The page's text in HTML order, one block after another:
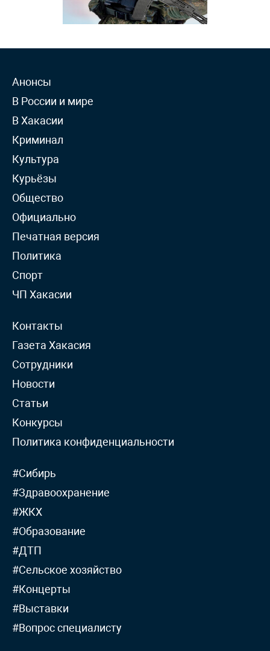
Анонсы
В России и мире
В Хакасии
Криминал
Культура
Курьёзы
Общество
Официально
Печатная версия
Политика
Спорт
ЧП Хакасии
Контакты
Газета Хакасия
Сотрудники
Новости
Статьи
Конкурсы
Политика конфиденциальности
#Сибирь
#Здравоохранение
#ЖКХ
#Образование
#ДТП
#Сельское хозяйство
#Концерты
#Выставки
#Вопрос специалисту